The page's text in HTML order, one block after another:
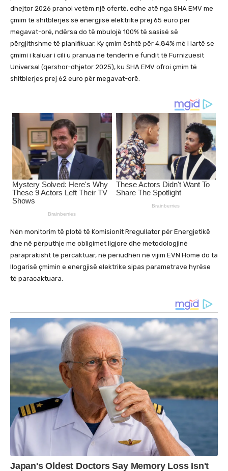
dhejtor 2026 pranoi vetëm një ofertë, edhe atë nga SHA EMV me
çmim të shitblerjes së energjisë elektrike prej 65 euro për
megavat-orë, ndërsa do të mbulojë 100% të sasisë së
përgjithshme të planifikuar. Ky çmim është për 4,84% më i lartë se
çmimi i kaluar i cili u pranua në tenderin e fundit të Furnizuesit
Universal (qershor-dhjetor 2025), ku SHA EMV ofroi çmim të
shitblerjes prej 62 euro për megavat-orë.
Nën monitorim të plotë të Komisionit Rregullator për Energjetikë
dhe në përputhje me obligimet ligjore dhe metodologjinë
paraprakisht të përcaktuar, në periudhën në vijim EVN Home do ta
llogarisë çmimin e energjisë elektrike sipas parametrave hyrëse
të paracaktuara.